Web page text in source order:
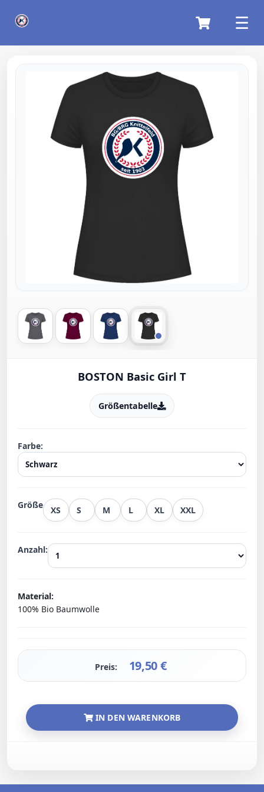
BOSTON Basic Girl T
Größentabelle
Farbe:
Größe XS S M L XL XXL
Anzahl:
Material:
100% Bio Baumwolle
Preis: 19,50€
IN DEN WARENKORB